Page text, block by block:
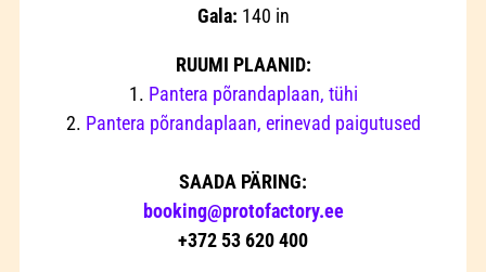
Gala: 140 in
RUUMI PLAANID:
1. Pantera põrandaplaan, tühi
2. Pantera põrandaplaan, erinevad paigutused
SAADA PÄRING:
booking@protofactory.ee
+372 53 620 400